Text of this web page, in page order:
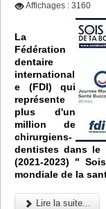
Affichages : 3160
La
Fédération
dentaire
international
e (FDI) qui
représente
plus d'un
million de
chirurgiens-
dentistes dans le
(2021-2023) "
mondiale de la
Lire la suite...